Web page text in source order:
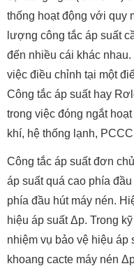
thống hoạt động với quy
lượng công tắc áp suất
đến nhiều cái khác
việc điều chỉnh tại một
Công tắc áp suất hay
trong việc đóng ngắt
khí, hệ thống lạnh,
Công tắc áp suất đơn
áp suất quá cao phía
phía đầu hút máy nén.
hiệu áp suất Δp. Trong
nhiệm vụ bảo vệ hiệu áp
khoang cacte máy nén